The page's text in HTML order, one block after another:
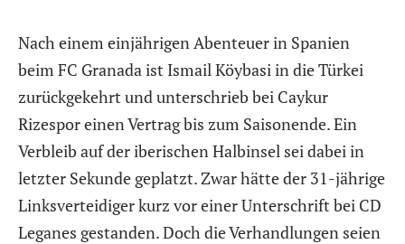
Nach einem einjährigen Abenteuer in Spanien
beim FC Granada ist Ismail Köybasi in die Türkei
zurückgekehrt und unterschrieb bei Caykur
Rizespor einen Vertrag bis zum Saisonende. Ein
Verbleib auf der iberischen Halbinsel sei dabei in
letzter Sekunde geplatzt. Zwar hätte der 31-jährige
Linksverteidiger kurz vor einer Unterschrift bei CD
Leganes gestanden. Doch die Verhandlungen seien